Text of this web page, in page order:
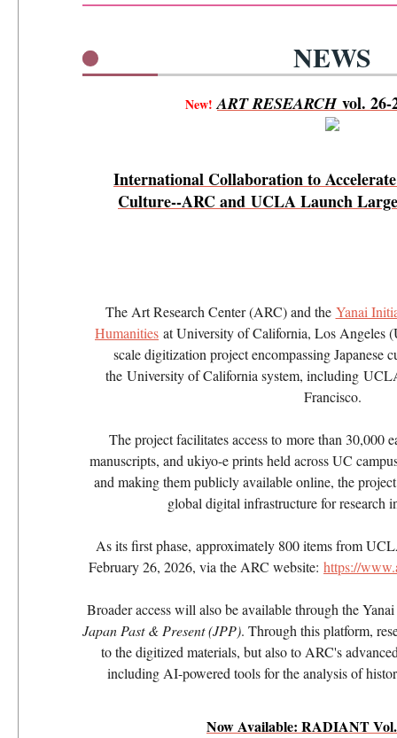
NEWS
New!ART RESEARCHvol. 26-
International Collaboration to Accelerate
Culture--ARC and UCLA Launch
The Art Research Center (ARC) and the Yanai
Humanities at University of California, Los Angeles
scale digitization project encompassing Japanese
the University of California system, including
Francisco.
The project facilitates access to more than 30,000
manuscripts, and ukiyo-e prints held across UC
and making them publicly available online, the
global digital infrastructure for research
As its first phase, approximately 800 items from
February 26, 2026, via the ARC website: https://
Broader access will also be available through the
Japan Past & Present (JPP). Through this platform,
to the digitized materials, but also to ARC's
including AI-powered tools for the analysis of
Now Available: RADIANT